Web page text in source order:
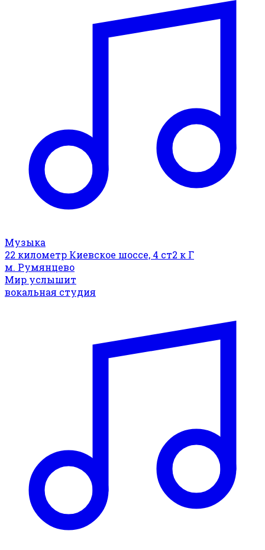
Музыка
22 километр Киевское шоссе, 4 ст2 к Г
м. Румянцево
Мир услышит
вокальная студия